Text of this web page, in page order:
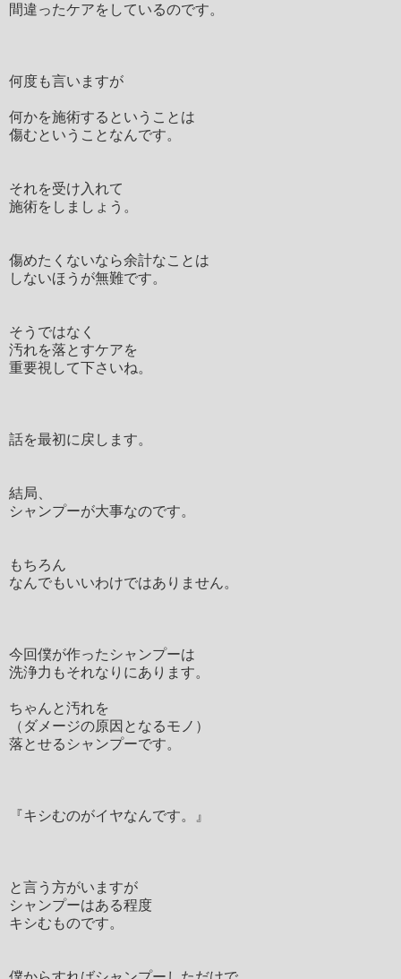
間違ったケアをしているのです。
何度も言いますが
何かを施術するということは
傷むということなんです。
それを受け入れて
施術をしましょう。
傷めたくないなら余計なことは
しないほうが無難です。
そうではなく
汚れを落とすケアを
重要視して下さいね。
話を最初に戻します。
結局、
シャンプーが大事なのです。
もちろん
なんでもいいわけではありません。
今回僕が作ったシャンプーは
洗浄力もそれなりにあります。
ちゃんと汚れを
（ダメージの原因となるモノ）
落とせるシャンプーです。
『キシむのがイヤなんです。』
と言う方がいますが
シャンプーはある程度
キシむものです。